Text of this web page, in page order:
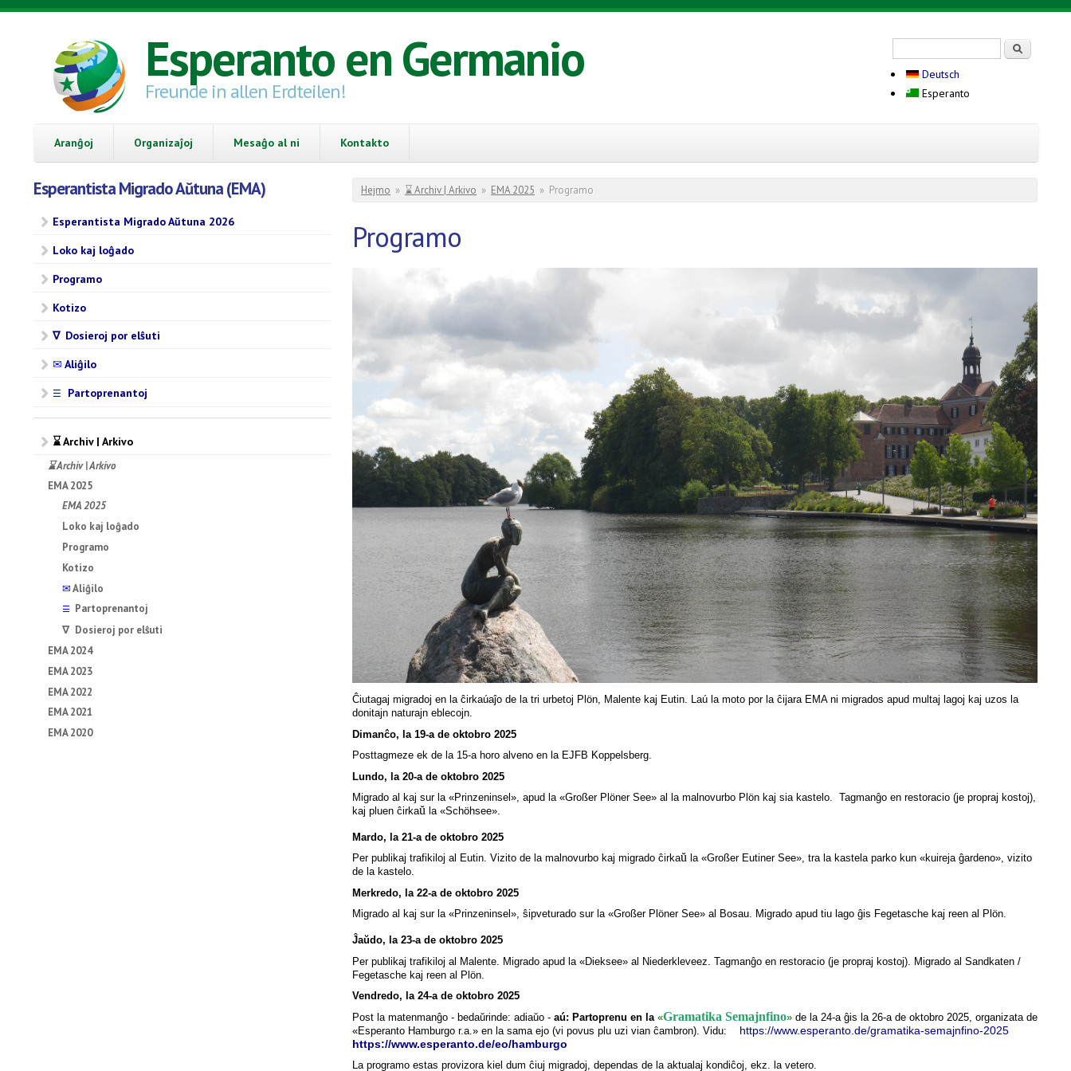
Skip to main content
Esperanto en Germanio
Freunde in allen Erdteilen!
Deutsch
Esperanto
Aranĝoj Organizaĵoj Mesaĝo al ni Kontakto
Esperantista Migrado Aŭtuna (EMA)
Esperantista Migrado Aŭtuna 2026
Loko kaj loĝado
Programo
Kotizo
∇ Dosieroj por elŝuti
✉ Aliĝilo
☰ Partoprenantoj
⌛ Archiv | Arkivo
⌛ Archiv | Arkivo
EMA 2025
EMA 2025
Loko kaj loĝado
Programo
Kotizo
✉Aliĝilo
☰ Partoprenantoj
∇ Dosieroj por elŝuti
EMA 2024
EMA 2023
EMA 2022
EMA 2021
EMA 2020
You are here
Hejmo » ⌛ Archiv | Arkivo » EMA 2025 » Programo
Programo
Ĉiutagaj migradoj en la ĉirkaúaĵo de la tri urbetoj Plön, Malente kaj Eutin. Laú la moto por la ĉijara EMA ni migrados apud multaj lagoj kaj uzos la
donitajn naturajn eblecojn.
Dimanĉo, la 19-a de oktobro 2025
Posttagmeze ek de la 15-a horo alveno en la EJFB Koppelsberg.
Lundo, la 20-a de oktobro 2025
Migrado al kaj sur la «Prinzeninsel», apud la «Großer Plöner See» al la malnovurbo Plön kaj sia kastelo. Tagmanĝo en restoracio (je propraj kostoj),
kaj pluen ĉirkaŭ la «Schöhsee».
Mardo, la 21-a de oktobro 2025
Per publikaj trafikiloj al Eutin. Vizito de la malnovurbo kaj migrado ĉirkaŭ la «Großer Eutiner See», tra la kastela parko kun «kuireja ĝardeno», vizito
de la kastelo.
Merkredo, la 22-a de oktobro 2025
Migrado al kaj sur la «Prinzeninsel», ŝipveturado sur la «Großer Plöner See» al Bosau. Migrado apud tiu lago ĝis Fegetasche kaj reen al Plön.
Ĵaŭdo, la 23-a de oktobro 2025
Per publikaj trafikiloj al Malente. Migrado apud la «Dieksee» al Niederkleveez. Tagmanĝo en restoracio (je propraj kostoj). Migrado al Sandkaten /
Fegetasche kaj reen al Plön.
Vendredo, la 24-a de oktobro 2025
Post la matenmanĝo - bedaŭrinde: adiaŭo - aú: Partoprenu en la «Gramatika Semajnfino» de la 24-a ĝis la 26-a de oktobro 2025, organizata de
«Esperanto Hamburgo r.a.» en la sama ejo (vi povus plu uzi vian ĉambron). Vidu:
https://www.esperanto.de/gramatika-semajnfino-2025
https://www.esperanto.de/eo/hamburgo
La programo estas provizora kiel dum ĉiuj migradoj, dependas de la aktualaj kondiĉoj, ekz. la vetero.